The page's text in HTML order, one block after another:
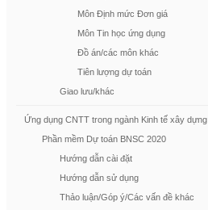
Môn Định mức Đơn giá
Môn Tin học ứng dụng
Đồ án/các môn khác
Tiên lượng dự toán
Giao lưu/khác
Ứng dụng CNTT trong ngành Kinh tế xây dựng
Phần mềm Dự toán BNSC 2020
Hướng dẫn cài đặt
Hướng dẫn sử dụng
Thảo luận/Góp ý/Các vấn đề khác